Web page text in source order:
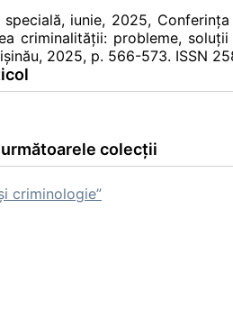
iunie, 2025,
criminalităţii: probleme,
2025, p. 566-573. ISSN
colecții
criminologie”